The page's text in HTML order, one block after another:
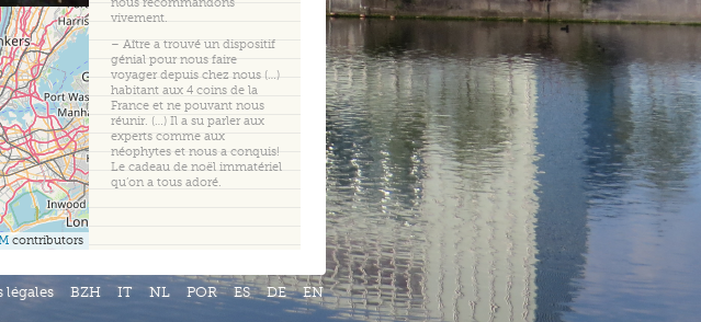
contributors
vivement.
– Aître a trouvé un dispositif
génial pour nous faire
voyager depuis chez nous (…)
habitant aux 4 coins de la
France et ne pouvant nous
réunir. (…) Il a su parler aux
experts comme aux
néophytes et nous a conquis!
Le cadeau de noël immatériel
qu’on a tous adoré.
légales BZH IT NL POR ES DE EN